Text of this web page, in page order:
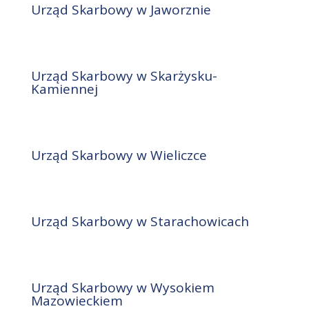
Urząd Skarbowy w Jaworznie
Urząd Skarbowy w Skarżysku-
Kamiennej
Urząd Skarbowy w Wieliczce
Urząd Skarbowy w Starachowicach
Urząd Skarbowy w Wysokiem
Mazowieckiem